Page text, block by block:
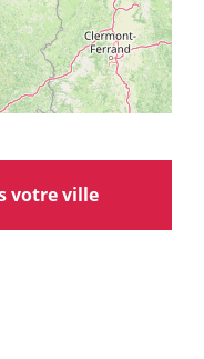
votre ville